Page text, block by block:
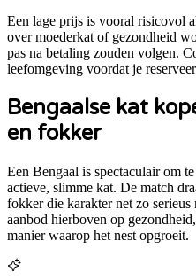
Een lage prijs is vooral risicovol
over moederkat of gezondheid
pas na betaling zouden volgen.
leefomgeving voordat je
Bengaalse kat
en fokker
Een Bengaal is spectaculair om
actieve, slimme kat. De match
fokker die karakter net zo serieus
aanbod hierboven op
manier waarop het nest opgroeit.